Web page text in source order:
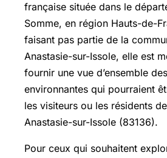
française située dans le
Somme, en région Hauts-de-
faisant pas partie de la
Anastasie-sur-Issole, elle est
fournir une vue d’ensemble
environnantes qui pourraient
les visiteurs ou les résidents
Anastasie-sur-Issole (83136).
Pour ceux qui souhaitent